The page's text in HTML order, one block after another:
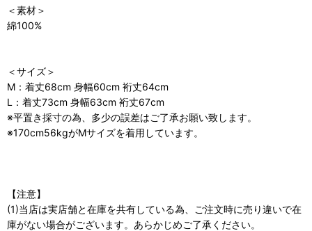
＜素材＞
綿100%
＜サイズ＞
M：着丈68cm 身幅60cm 裄丈64cm
L：着丈73cm 身幅63cm 裄丈67cm
※平置き採寸の為、多少の誤差はご了承お願い致します。
※170cm56kgがMサイズを着用しています。
【注意】
(1)当店は実店舗と在庫を共有している為、ご注文時に売り違いで在
庫がない場合がございます。あらかじめご了承ください。